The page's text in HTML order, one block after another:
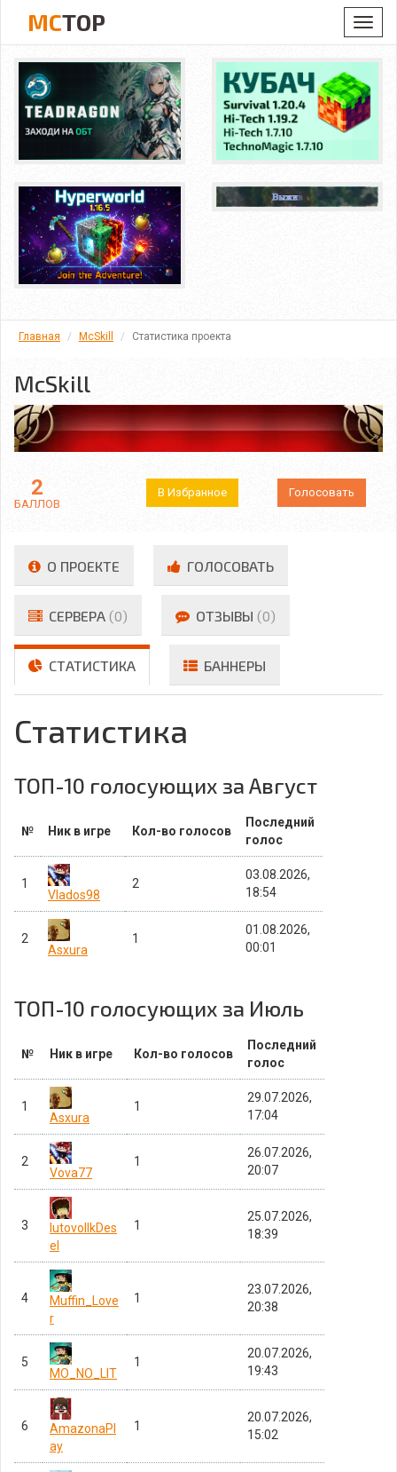
MCTOP
Главная McSkill Статистика проекта
McSkill
2
БАЛЛОВ
В Избранное Голосовать
О ПРОЕКТЕ ГОЛОСОВАТЬ
СЕРВЕРА (0) ОТЗЫВЫ (0)
СТАТИСТИКА БАННЕРЫ
Статистика
ТОП-10 голосующих за Август
№ Ник в игре Кол-во голосов
Последний
голос
1
Vlados98
2
03.08.2026,
18:54
2
Asxura
1
01.08.2026,
00:01
ТОП-10 голосующих за Июль
№ Ник в игре Кол-во голосов
Последний
голос
1
Asxura
1
29.07.2026,
17:04
2
Vova77
1
26.07.2026,
20:07
3
lutovollkDes
el
1
25.07.2026,
18:39
4
Muffin_Love
r
1
23.07.2026,
20:38
5
MO_NO_LIT
1
20.07.2026,
19:43
6
AmazonaPl
ay
1
20.07.2026,
15:02